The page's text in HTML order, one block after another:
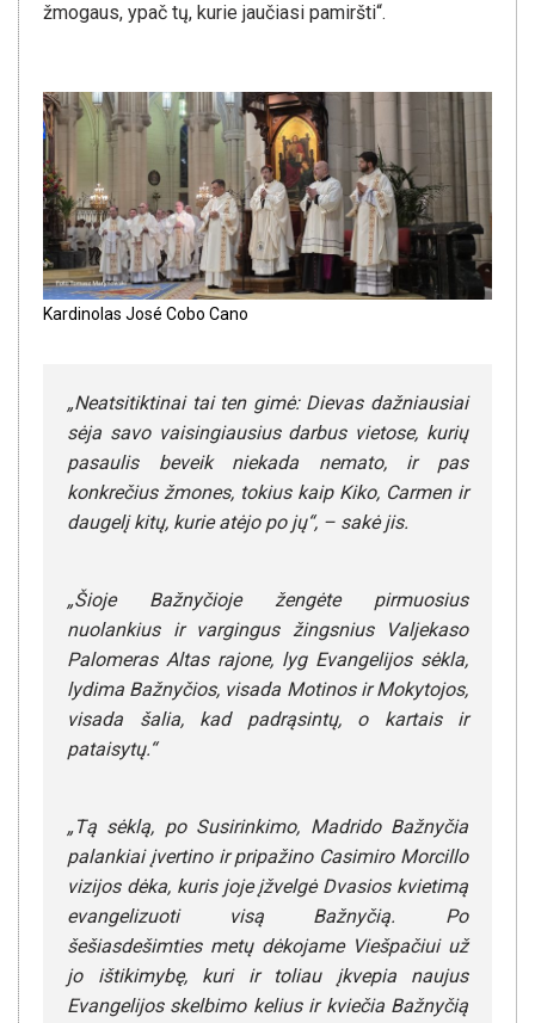
žmogaus, ypač tų, kurie jaučiasi pamiršti“.
Kardinolas José Cobo Cano
„Neatsitiktinai tai ten gimė: Dievas dažniausiai
sėja savo vaisingiausius darbus vietose, kurių
pasaulis beveik niekada nemato, ir pas
konkrečius žmones, tokius kaip Kiko, Carmen ir
daugelį kitų, kurie atėjo po jų“, – sakė jis.
„Šioje Bažnyčioje žengėte pirmuosius
nuolankius ir vargingus žingsnius Valjekaso
Palomeras Altas rajone, lyg Evangelijos sėkla,
lydima Bažnyčios, visada Motinos ir Mokytojos,
visada šalia, kad padrąsintų, o kartais ir
pataisytų.“
„Tą sėklą, po Susirinkimo, Madrido Bažnyčia
palankiai įvertino ir pripažino Casimiro Morcillo
vizijos dėka, kuris joje įžvelgė Dvasios kvietimą
evangelizuoti visą Bažnyčią. Po
šešiasdešimties metų dėkojame Viešpačiui už
jo ištikimybę, kuri ir toliau įkvepia naujus
Evangelijos skelbimo kelius ir kviečia Bažnyčią